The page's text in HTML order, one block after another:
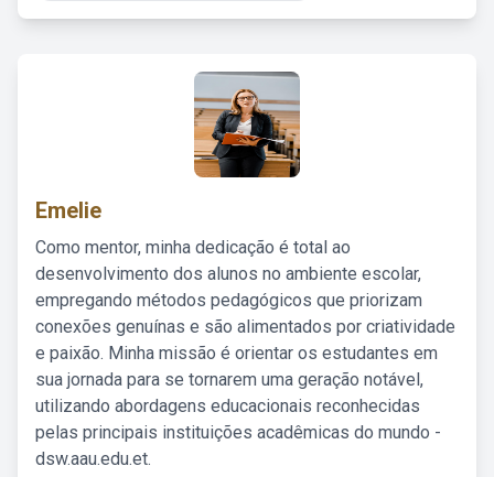
Emelie
Como mentor, minha dedicação é total ao
desenvolvimento dos alunos no ambiente escolar,
empregando métodos pedagógicos que priorizam
conexões genuínas e são alimentados por criatividade
e paixão. Minha missão é orientar os estudantes em
sua jornada para se tornarem uma geração notável,
utilizando abordagens educacionais reconhecidas
pelas principais instituições acadêmicas do mundo -
dsw.aau.edu.et.